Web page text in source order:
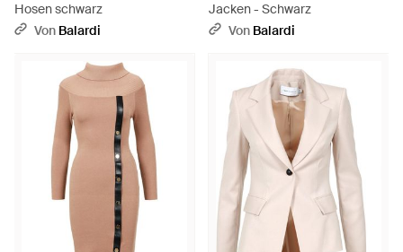
Hosen schwarz
Von Balardi
Jacken - Schwarz
Von Balardi